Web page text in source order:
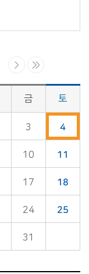
금 토
3 4
10 11
17 18
24 25
31